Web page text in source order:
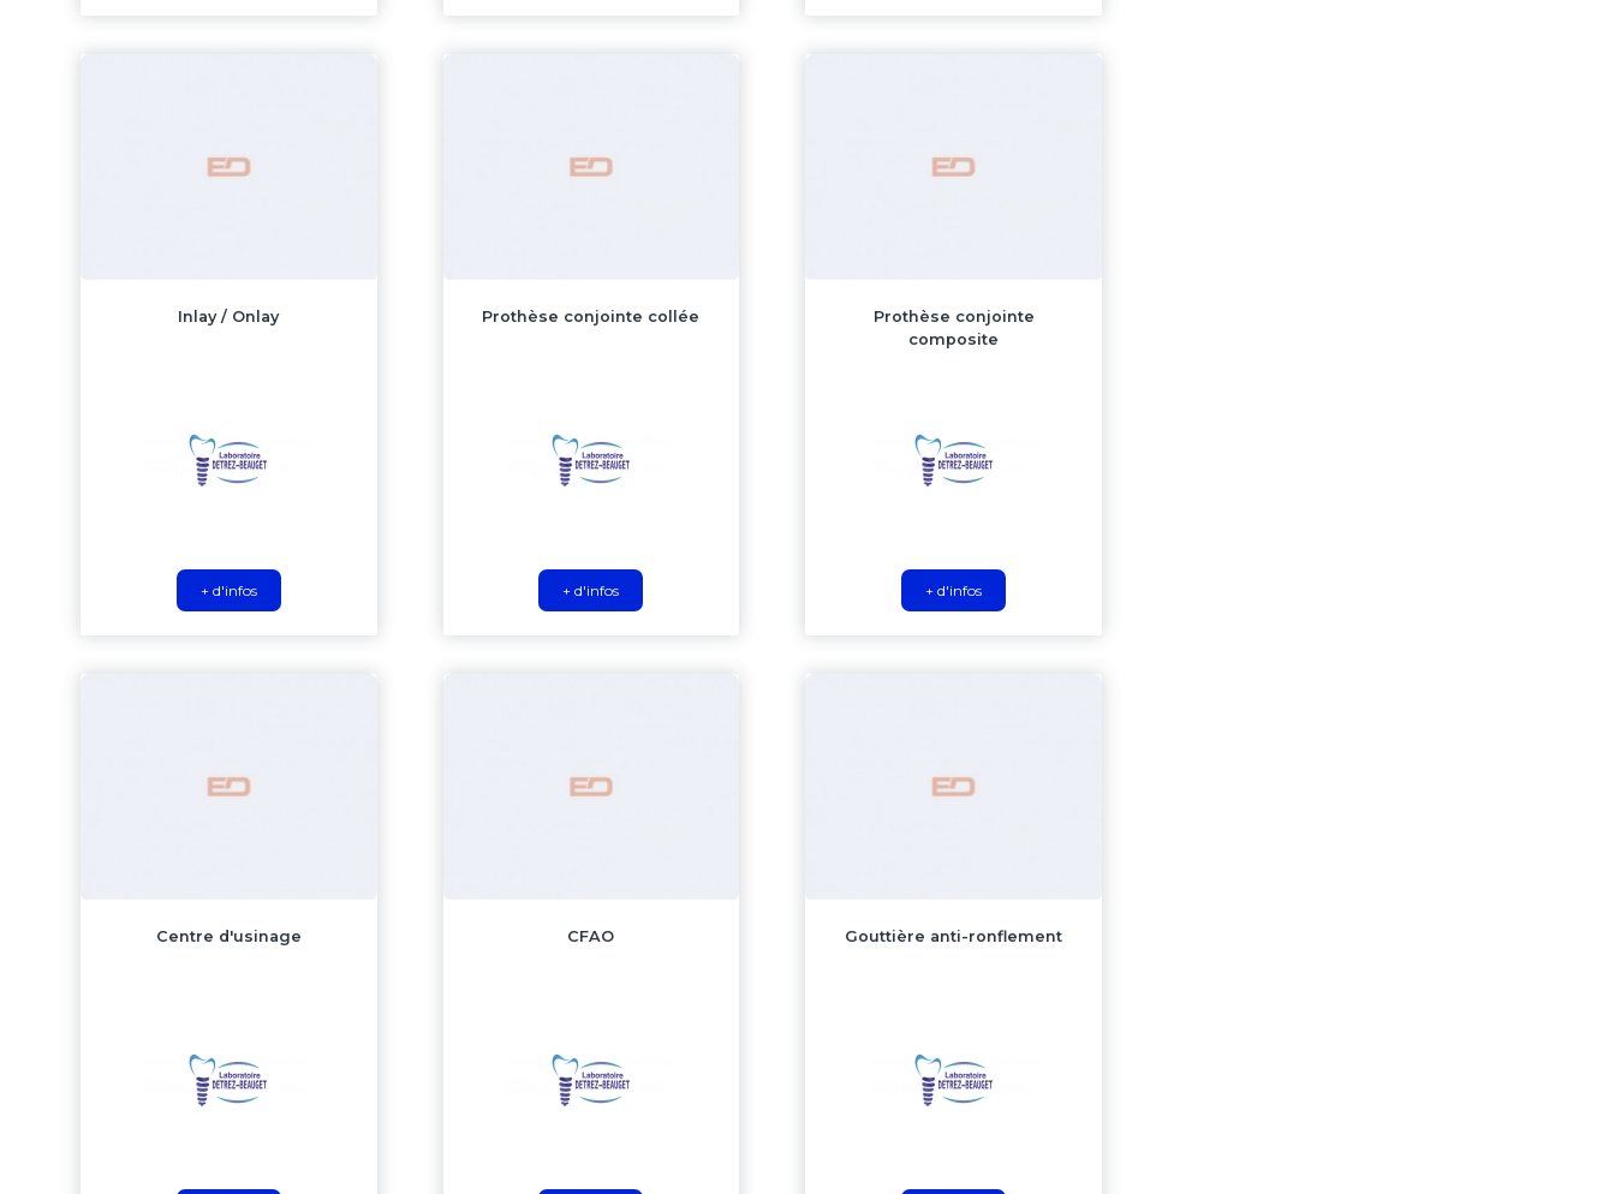
Inlay / Onlay
+ d'infos
Prothèse conjointe collée
+ d'infos
Prothèse conjointe
composite
+ d'infos
Centre d'usinage CFAO Gouttière anti-ronflement